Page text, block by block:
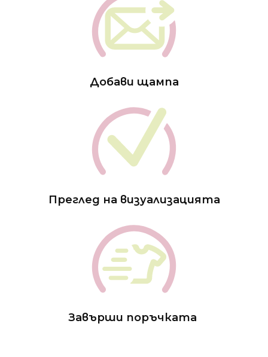
Добави щампа
Преглед на визуализацията
Завърши поръчката